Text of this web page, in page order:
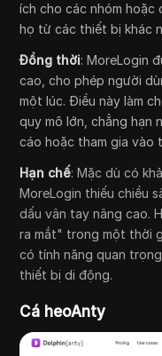
ích cho các nhóm hoặc
họ từ các thiết bị khác
Đồng thời: MoreLogin
cao, cho phép người
một lúc. Điều này làm
quy mô lớn, chẳng hạn
cáo hoặc tham gia vào
Hạn chế: Mặc dù có
MoreLogin thiếu chiều
dấu vân tay nâng cao.
ra mắt" trong một thời
có tính năng quan
thiết bị di động.
Cá heoAnty